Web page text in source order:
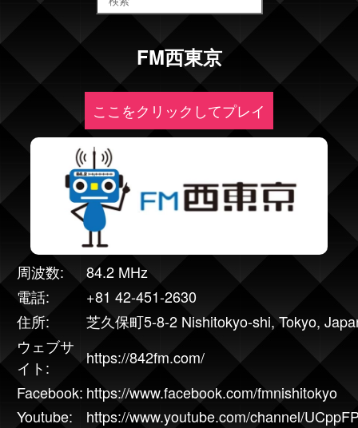
FM西東京
ここをクリックしてプレイ
周波数:
84.2 MHz
電話:
+81 42-451-2630
住所:
芝久保町5-8-2 Nishitokyo-shi, Tokyo,
ウェブサ
イト:
https://842fm.com/
Facebook: https://www.facebook.com/fmnishitokyo
Youtube:
https://www.youtube.com/channel/